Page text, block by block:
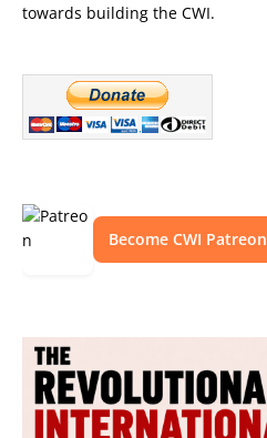
towards building the CWI.
Become CWI Patreon